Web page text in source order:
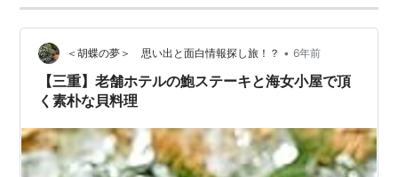
れるから…
＜胡蝶の夢＞ 思い出と面白情報探し旅！？ • 6年前
【三重】老舗ホテルの鮑ステーキと海女小屋で頂
く素朴な貝料理